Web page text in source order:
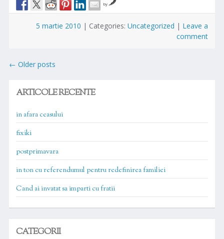
by
5 martie 2010 | Categories:Uncategorized | Leave a
comment
Posts
← Older posts
ARTICOLE RECENTE
in afara ceasului
fixiki
postprimavara
in ton cu referendumul pentru redefinirea familiei
Cand ai invatat sa imparti cu fratii
CATEGORII